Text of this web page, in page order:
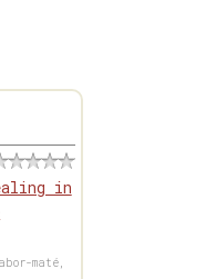
in
maté,